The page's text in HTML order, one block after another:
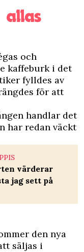
och
kaffeburk i det
fylldes av
för att
handlar det
har redan väckt
värderar
jag sett på
den nya
säljas i